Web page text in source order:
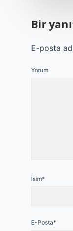
Bir
E-posta
Yorum
İsim*
E-Posta*